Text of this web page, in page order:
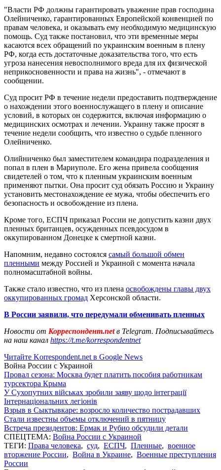
"Власти РФ должны гарантировать уважение прав господина
Олейниченко, гарантированных Европейской конвенцией по
правам человека, и оказывать ему необходимую медицинскую
помощь. Суд также постановил, что эти временные меры
касаются всех обращений по украинским военным в плену
РФ, когда есть достаточные доказательства того, что есть
угроза нанесения невосполнимого вреда для их физической
неприкосновенности и права на жизнь", - отмечают в
сообщении.
Суд просит РФ в течение недели предоставить подтверждение
о нахождении этого военнослужащего в плену и описание
условий, в которых он содержится, включая информацию о
медицинских осмотрах и лечении. Украину также просят в
течение недели сообщить, что известно о судьбе пленного
Олейниченко.
Олийниченко был заместителем командира подразделения и
попал в плен в Мариуполе. Его жена привела сообщения
свидетелей о том, что к пленным украинским военным
применяют пытки. Она просит суд обязать Россию и Украину
установить местонахождение ее мужа, чтобы обеспечить его
безопасность и освобождение из плена.
Кроме того, ЕСПЧ приказал России не допустить казни двух
пленных британцев, осужденных псевдосудом в
оккупированном Донецке к смертной казни.
Напомним, недавно состоялся самый большой обмен
пленными между Россией и Украиной с момента начала
полномасштабной войны.
Также стало известно, что из плена освобождены главы двух
оккупированных громад Херсонской области.
В России заявили, что передумали обменивать пленных
Новости от Корреспондент.netв Telegram. Подписывайтесь
на наш канал https://t.me/korrespondentnet
Читайте Korrespondent.net в Google News
Война России с Украиной
Провал сезона: Москва будет платить пособия работникам
турсектора Крыма
У Сухопутних військах зробили заяву щодо інтеграції
Інтернаціональних легіонів
Взрыв в Сыктывкаре: возросло количество пострадавших
Стали известны объемы отключений в пятницу
Встреча президентов: Ермак и Рубио обсудили детали
СПЕЦТЕМА: Война России с Украиной
ТЕГИ: Права человека, суд, ЕСПЧ, Пленные, военное
вторжение России, Война в Украине, Военные преступления
России